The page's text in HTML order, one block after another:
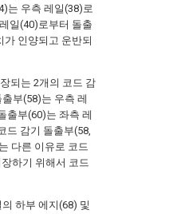
는 우측 레일(38)로
일(40)로부터 돌출
가 인양되고 운반되
되는 2개의 코드 감
부(58)는 우측 레
출부(60)는 좌측 레
드 감기 돌출부(58,
다른 이유로 코드
하기 위해서 코드
하부 에지(68) 및